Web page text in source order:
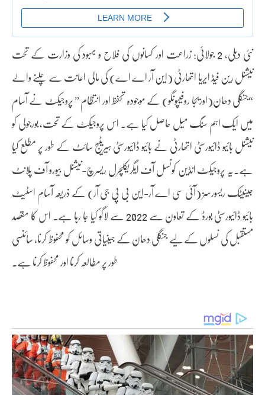
نئی دہلی، 2 جولائی: زراعت اور کسانوں کی فلاح و بہبود کی وزارت کے تحت
نیشنل رین فیڈ ایریا اتھارٹی (این آر اے اے) کی مالی اعانت سے چلنے والے
“جنگلی دھان(اوریجا روفیپونگو) کے موجودہ تحفظ اور انتظام ” پروجیکٹ نے آسام
میں ایک اہم سنگ میل حاصل کیا ہے۔ اس پروجیکٹ کے تحت، بورجولی کو
نیشنل بائیو ڈائیورسٹی اتھارٹی نے بائیو ڈائیورسٹی ہیریٹیج سائٹ کے طور پر مطلع کیا
ہے۔یہ پروجیکٹ انڈین کونسل آف ایگریکلچرل ریسرچ-نیشنل بیورو آف پلانٹ
جینیٹک ریسورسز (آئی سی اے آر-این بی پی جی آر) کے ذریعہ آسام اسٹیٹ
بائیو ڈائیورسٹی بورڈ کے تعاون سے 2022 سے لاگو کیا جا رہا ہے۔ اس کا مقصد
مستقبل کی نسلوں کے لیے جنگلی دھان کے جینیاتی وسائل کو محفوظ کرنا، سائنسی
طور پر مطالعہ کرنا اور محفوظ کرنا ہے۔